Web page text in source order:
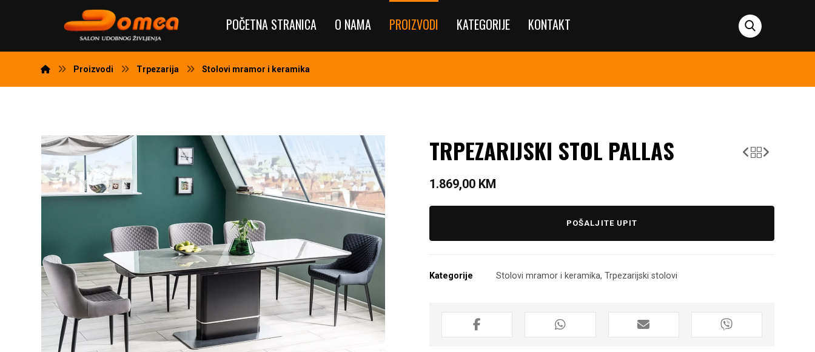
POČETNA STRANICA O NAMA PROIZVODI KATEGORIJE KONTAKT
Proizvodi Trpezarija Stolovi mramor i keramika
TRPEZARIJSKI STOL PALLAS
1.869,00 KM
POŠALJITE UPIT
Kategorije Stolovi mramor i keramika,Trpezarijski stolovi